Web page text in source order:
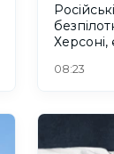
Херсоні,
08:23